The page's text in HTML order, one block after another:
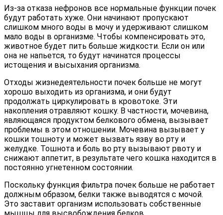
Из-за отказа нефронов все нормальные функции почек
будут работать хуже. Они начинают пропускают
слишком много воды в мочу и удерживают слишком
мало воды в организме. Чтобы компенсировать это,
животное будет пить больше жидкости. Если он или
она не напьется, то будут начинатся процессы
истощения и высыхания организма.
Отходы жизнедеятельности почек больше не могут
хорошо выходить из организма, и они будут
продолжать циркулировать в кровотоке. Эти
накопления отравляют кошку. В частности, мочевина,
являющаяся продуктом белкового обмена, вызывает
проблемы в этом отношении. Мочевина вызывает у
кошки тошноту и может вызвать язву во рту и
желудке. Тошнота и боль во рту вызывают рвоту и
снижают аппетит, в результате чего кошка находится в
постоянно угнетенном состоянии.
Поскольку функция фильтра почек больше не работает
должным образом, белки также выводятся с мочой.
Это заставит организм использовать собственные